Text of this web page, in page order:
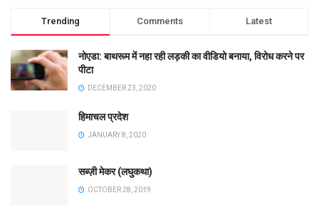
Trending Comments Latest
नोएडा: बाथरूम में नहा रही लड़की का वीडियो बनाया, विरोध करने पर
पीटा
DECEMBER 23, 2020
हिमाचल प्रदेश
JANUARY 8, 2020
सब्ज़ी मेकर (लघुकथा)
OCTOBER 28, 2019